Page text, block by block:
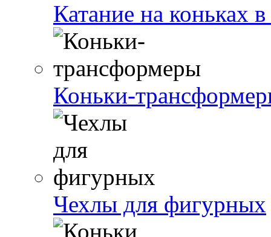
Катание на коньках
Коньки-
Чехлы для фигурных